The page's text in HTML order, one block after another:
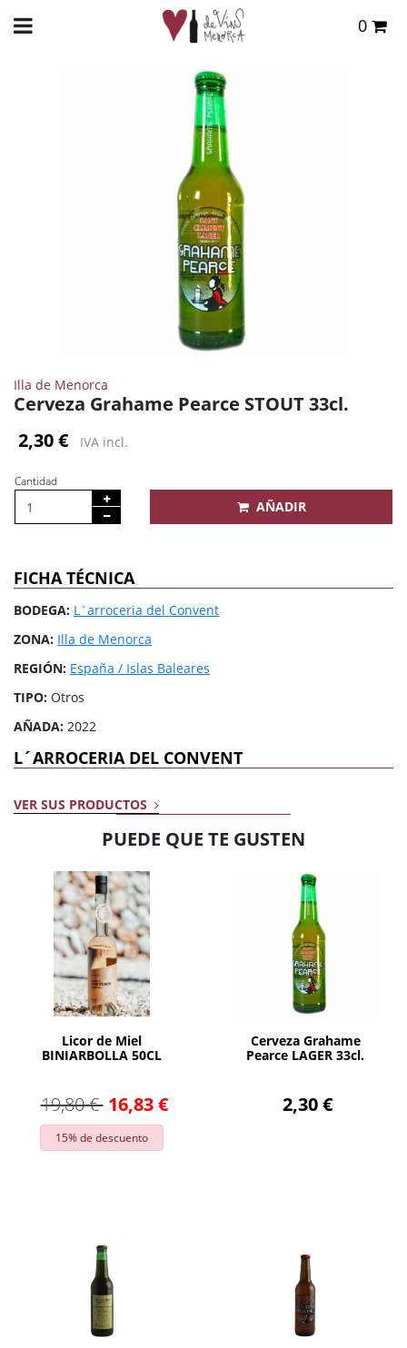
0
VER CESTA
Illa de Menorca
Cerveza Grahame Pearce STOUT 33cl.
2,30 €
IVA incl.
Cantidad
AÑADIR
FICHA TÉCNICA
BODEGA: L´arroceria del Convent
ZONA: Illa de Menorca
REGIÓN: España / Islas Baleares
TIPO: Otros
AÑADA: 2022
L´ARROCERIA DEL CONVENT
VER SUS PRODUCTOS
PUEDE QUE TE GUSTEN
Licor de Miel
BINIARBOLLA 50CL
19,80 € 16,83 €
15% de descuento
Cerveza Grahame
Pearce LAGER 33cl.
2,30 €
AÑADIR AÑADIR